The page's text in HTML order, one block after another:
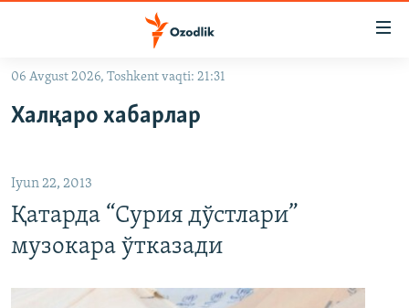
Асосий
навигацияга
Қидиришга
ўтинг
OZODVIDEO
На русском
ИЖТИМОИЙ ТАРМОҚЛАР
06 Avgust 2026, Toshkent vaqti: 21:31
Халқаро хабарлар
Iyun 22, 2013
Қатарда “Сурия дўстлари”
музокара ўтказади